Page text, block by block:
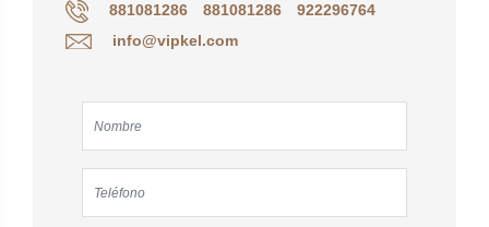
881081286 881081286
922296764
info@vipkel.com